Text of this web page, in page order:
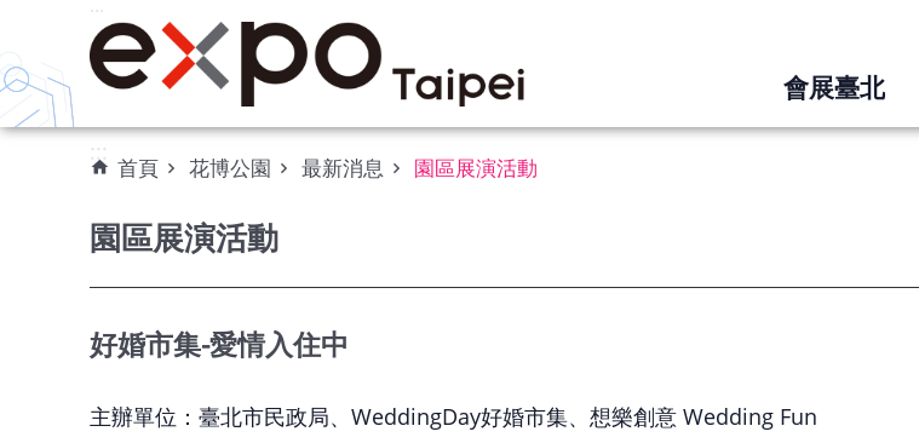
跳到主要內容區塊
:::
會展臺北
:::
首頁 花博公園 最新消息 園區展演活動
園區展演活動
好婚市集-愛情入住中
主辦單位：臺北市民政局、WeddingDay好婚市集、想樂創意 Wedding Fun